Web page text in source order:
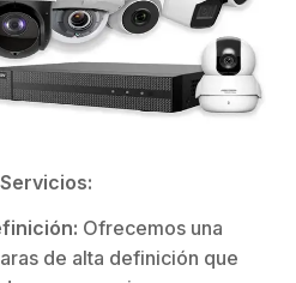
Ofrecemos una
de alta definición que